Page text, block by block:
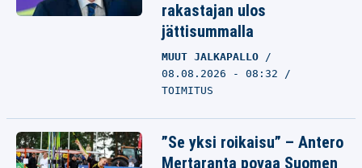
rakastajan ulos
jättisummalla
MUUT JALKAPALLO
08.08.2026 - 08:32
TOIMITUS
”Se yksi roikaisu” – Antero
Mertaranta povaa Suomen